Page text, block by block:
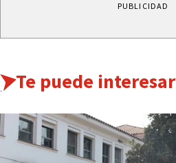
PUBLICIDAD
Te puede interesar